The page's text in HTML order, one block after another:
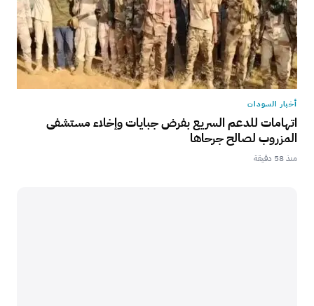
أخبار السودان
اتهامات للدعم السريع بفرض جبايات وإخلاء مستشفى
المزروب لصالح جرحاها
منذ 58 دقيقة